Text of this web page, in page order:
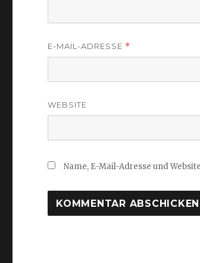
E-MAIL-ADRESSE *
WEBSITE
Name, E-Mail-Adresse und